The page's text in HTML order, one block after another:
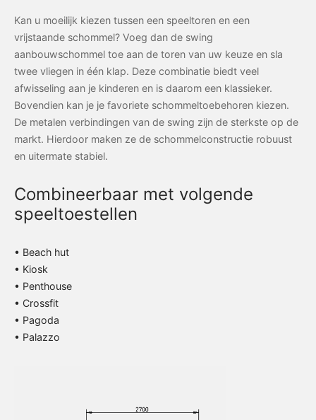
Kan u moeilijk kiezen tussen een speeltoren en een
vrijstaande schommel? Voeg dan de swing
aanbouwschommel toe aan de toren van uw keuze en sla
twee vliegen in één klap. Deze combinatie biedt veel
afwisseling aan je kinderen en is daarom een klassieker.
Bovendien kan je je favoriete schommeltoebehoren kiezen.
De metalen verbindingen van de swing zijn de sterkste op de
markt. Hierdoor maken ze de schommelconstructie robuust
en uitermate stabiel.
Combineerbaar met volgende
speeltoestellen
• Beach hut
• Kiosk
• Penthouse
• Crossfit
• Pagoda
• Palazzo